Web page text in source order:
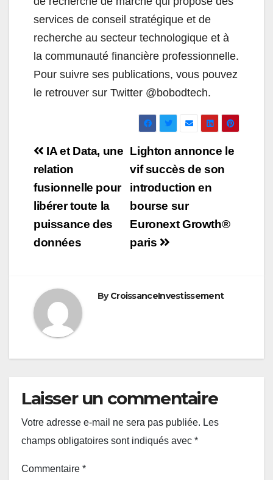
services de conseil stratégique et de
recherche au secteur technologique et à
la communauté financière professionnelle.
Pour suivre ses publications, vous pouvez
le retrouver sur Twitter @bobodtech.
Navigation
de
l’article
Lighton annonce le
vif succès de son
introduction en
bourse sur
Euronext Growth®
paris
IA et Data, une
relation
fusionnelle pour
libérer toute la
puissance des
données
ByCroissanceInvestissement
Laisser un commentaire
Votre adresse e-mail ne sera pas publiée. Les
champs obligatoires sont indiqués avec *
Commentaire *